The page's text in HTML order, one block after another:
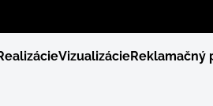
VizualizácieReklamačný